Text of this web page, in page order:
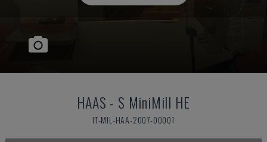
HAAS - S MiniMill HE
IT-MIL-HAA-2007-00001